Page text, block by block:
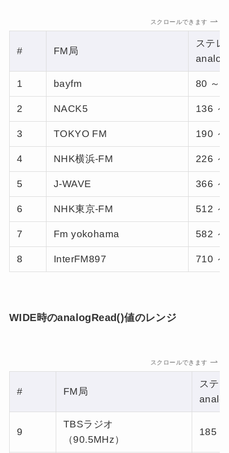
スクロールできます
# FM局
ステレ
1 bayfm 80 ～
2 NACK5 136 ～
3 TOKYO FM 190 ～
4 NHK横浜-FM 226 ～
5 J-WAVE 366 ～
6 NHK東京-FM 512 ～
7 Fm yokohama 582 ～
8 InterFM897 710 ～
WIDE時のanalogRead()値のレンジ
スクロールできます
# FM局
ステ
9
TBSラジオ
（90.5MHz）
185